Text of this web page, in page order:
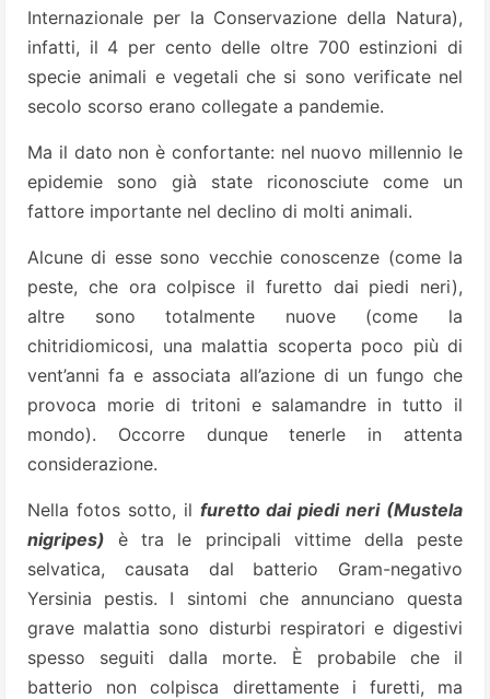
Internazionale per la Conservazione della Natura),
infatti, il 4 per cento delle oltre 700 estinzioni di
specie animali e vegetali che si sono verificate nel
secolo scorso erano collegate a pandemie.
Ma il dato non è confortante: nel nuovo millennio le
epidemie sono già state riconosciute come un
fattore importante nel declino di molti animali.
Alcune di esse sono vecchie conoscenze (come la
peste, che ora colpisce il furetto dai piedi neri),
altre sono totalmente nuove (come la
chitridiomicosi, una malattia scoperta poco più di
vent’anni fa e associata all’azione di un fungo che
provoca morie di tritoni e salamandre in tutto il
mondo). Occorre dunque tenerle in attenta
considerazione.
Nella fotos sotto, il furetto dai piedi neri (Mustela
nigripes) è tra le principali vittime della peste
selvatica, causata dal batterio Gram-negativo
Yersinia pestis. I sintomi che annunciano questa
grave malattia sono disturbi respiratori e digestivi
spesso seguiti dalla morte. È probabile che il
batterio non colpisca direttamente i furetti, ma